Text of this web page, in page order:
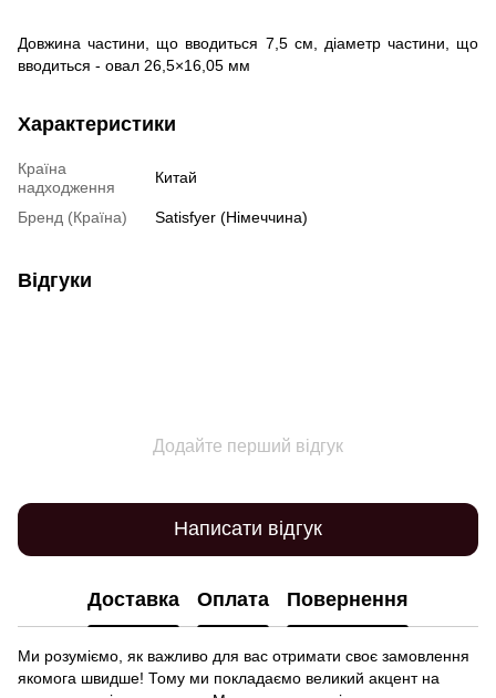
Довжина частини, що вводиться 7,5 см, діаметр частини, що
вводиться - овал 26,5×16,05 мм
Характеристики
Країна
надходження
Китай
Бренд (Країна) Satisfyer (Німеччина)
Відгуки
Додайте перший відгук
Написати відгук
Доставка Оплата Повернення
Ми розуміємо, як важливо для вас отримати своє замовлення
якомога швидше! Тому ми покладаємо великий акцент на